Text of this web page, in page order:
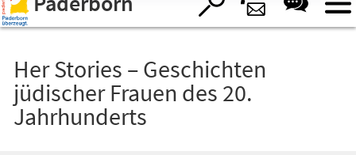
öffnen.
Her Stories – Geschichten
jüdischer Frauen des 20.
Jahrhunderts